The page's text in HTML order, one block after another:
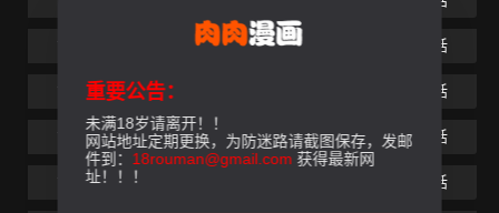
第38話 第39話 第40話
第41話 第42話 第44話
第45話 第46話 第47話 第48話
第49話 第52話
重要公告：
未满18岁请离开！！
网站地址定期更换，为防迷路请截图保存，发邮
件到： 18rouman@gmail.com 获得最新网
址！！！